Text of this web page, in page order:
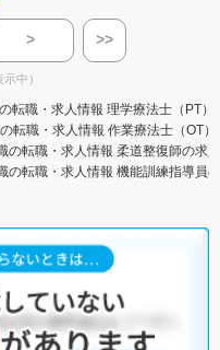
> >>
中）
転職・求人情報 理学療法士（PT）
転職・求人情報 作業療法士（OT
の転職・求人情報 柔道整復師の求
の転職・求人情報 機能訓練指導員